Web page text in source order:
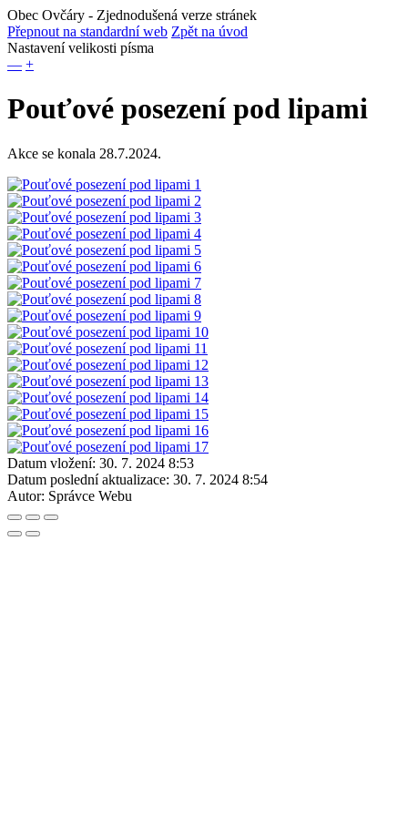
Obec Ovčáry - Zjednodušená verze stránek
Přepnout na standardní web Zpět na úvod
Nastavení velikosti písma
— +
Pouťové posezení pod lipami
Akce se konala 28.7.2024.
Datum vložení: 30. 7. 2024 8:53
Datum poslední aktualizace: 30. 7. 2024 8:54
Autor: Správce Webu